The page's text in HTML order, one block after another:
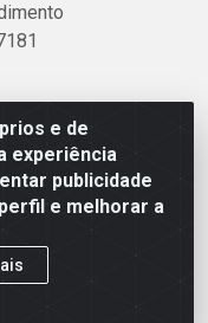
e de
experiência
publicidade
e melhorar a
Alegre, 2521 -
ES - CEP
0001-75